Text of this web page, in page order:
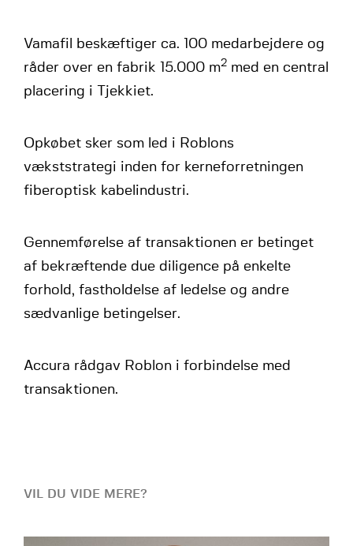
Vamafil beskæftiger ca. 100 medarbejdere og
råder over en fabrik 15.000 m2 med en central
placering i Tjekkiet.
Opkøbet sker som led i Roblons
vækststrategi inden for kerneforretningen
fiberoptisk kabelindustri.
Gennemførelse af transaktionen er betinget
af bekræftende due diligence på enkelte
forhold, fastholdelse af ledelse og andre
sædvanlige betingelser.
Accura rådgav Roblon i forbindelse med
transaktionen.
VIL DU VIDE MERE?